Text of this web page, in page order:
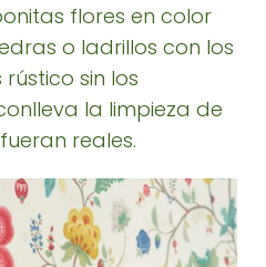
flores en color
o ladrillos con los
sin los
la limpieza de
reales.